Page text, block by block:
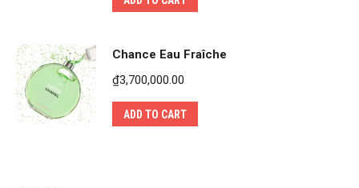
Chance Eau Fraîche
₫3,700,000.00
ADD TO CART